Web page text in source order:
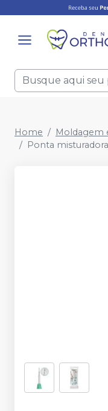
Home Moldagem
Ponta